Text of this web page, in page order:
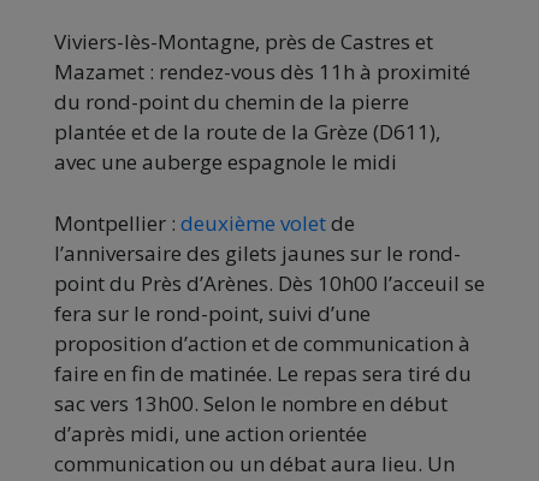
Viviers-lès-Montagne, près de Castres et
Mazamet : rendez-vous dès 11h à proximité
du rond-point du chemin de la pierre
plantée et de la route de la Grèze (D611),
avec une auberge espagnole le midi
Montpellier : deuxième voletde
l’anniversaire des gilets jaunes sur le rond-
point du Près d’Arènes. Dès 10h00 l’acceuil se
fera sur le rond-point, suivi d’une
proposition d’action et de communication à
faire en fin de matinée. Le repas sera tiré du
sac vers 13h00. Selon le nombre en début
d’après midi, une action orientée
communication ou un débat aura lieu. Un